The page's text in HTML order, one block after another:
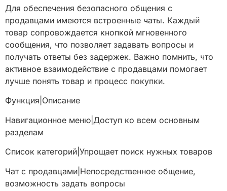
Для обеспечения безопасного общения с
продавцами имеются встроенные чаты. Каждый
товар сопровождается кнопкой мгновенного
сообщения, что позволяет задавать вопросы и
получать ответы без задержек. Важно помнить, что
активное взаимодействие с продавцами помогает
лучше понять товар и процесс покупки.
Функция|Описание
Навигационное меню|Доступ ко всем основным
разделам
Список категорий|Упрощает поиск нужных товаров
Чат с продавцами|Непосредственное общение,
возможность задать вопросы